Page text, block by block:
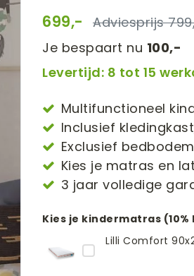
699,-
Je bespaart nu 100,-
Levertijd: 8 tot 15
Multifunctioneel
Inclusief
Exclusief bedbodem
Kies je matras en
3 jaar volledige
Kies je kindermatras
Lilli Comfort